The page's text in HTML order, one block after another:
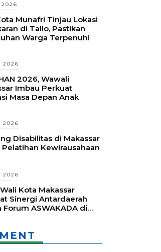
Munafri Tinjau Lokasi
di Tallo, Pastikan
Warga Terpenuhi
2026, Wawali
Imbau Perkuat
Masa Depan Anak
Disabilitas di Makassar
Pelatihan Kewirausahaan
Kota Makassar
Sinergi Antardaerah
Forum ASWAKADA di